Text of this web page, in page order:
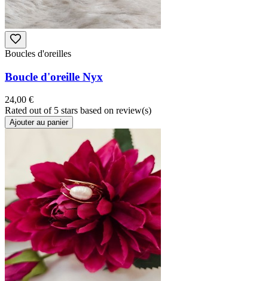
Boucles d'oreilles
Boucle d'oreille Nyx
24,00 €
Rated out of 5 stars based on review(s)
Ajouter au panier